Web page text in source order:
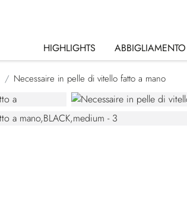
HIGHLIGHTS ABBIGLIAMENTO
Necessaire in pelle di vitello fatto a mano